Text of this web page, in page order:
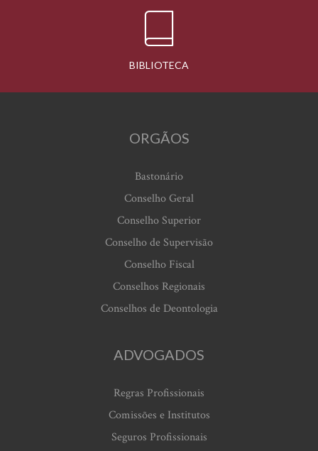
BIBLIOTECA
ORGÃOS
Bastonário
Conselho Geral
Conselho Superior
Conselho de Supervisão
Conselho Fiscal
Conselhos Regionais
Conselhos de Deontologia
ADVOGADOS
Regras Profissionais
Comissões e Institutos
Seguros Profissionais